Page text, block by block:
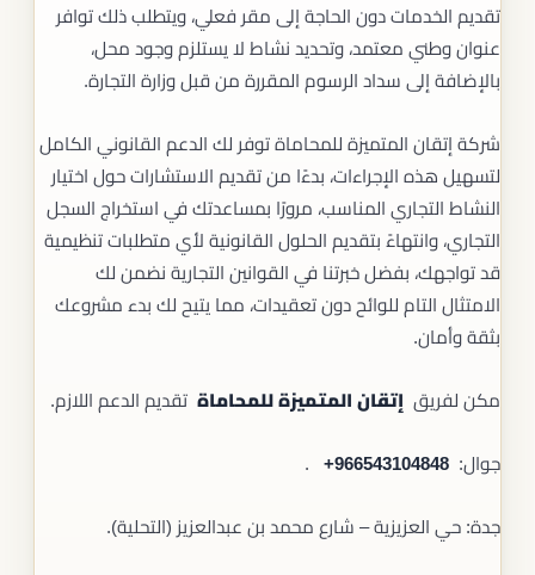
تقديم الخدمات دون الحاجة إلى مقر فعلي، ويتطلب ذلك توافر
عنوان وطني معتمد، وتحديد نشاط لا يستلزم وجود محل،
بالإضافة إلى سداد الرسوم المقررة من قبل وزارة التجارة.
شركة إتقان المتميزة للمحاماة توفر لك الدعم القانوني الكامل
لتسهيل هذه الإجراءات، بدءًا من تقديم الاستشارات حول اختيار
النشاط التجاري المناسب، مرورًا بمساعدتك في استخراج السجل
التجاري، وانتهاءً بتقديم الحلول القانونية لأي متطلبات تنظيمية
قد تواجهك، بفضل خبرتنا في القوانين التجارية نضمن لك
الامتثال التام للوائح دون تعقيدات، مما يتيح لك بدء مشروعك
بثقة وأمان.
مكن لفريق إتقان المتميزة للمحاماة تقديم الدعم اللازم.
جوال: ‎‎ ‎ +966543104848
.
جدة: حي العزيزية – شارع محمد بن عبدالعزيز (التحلية).